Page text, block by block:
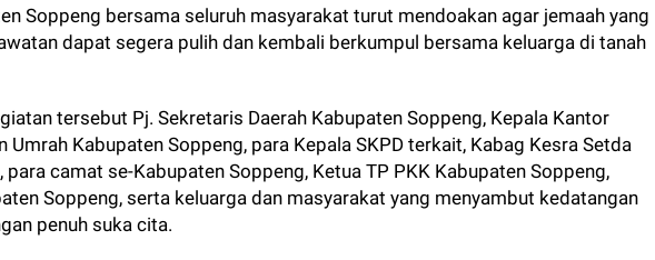
Soppeng bersama seluruh masyarakat turut mendoakan agar jemaah yang
dapat segera pulih dan kembali berkumpul bersama keluarga di tanah
tersebut Pj. Sekretaris Daerah Kabupaten Soppeng, Kepala Kantor
Umrah Kabupaten Soppeng, para Kepala SKPD terkait, Kabag Kesra Setda
para camat se-Kabupaten Soppeng, Ketua TP PKK Kabupaten Soppeng,
Soppeng, serta keluarga dan masyarakat yang menyambut kedatangan
penuh suka cita.